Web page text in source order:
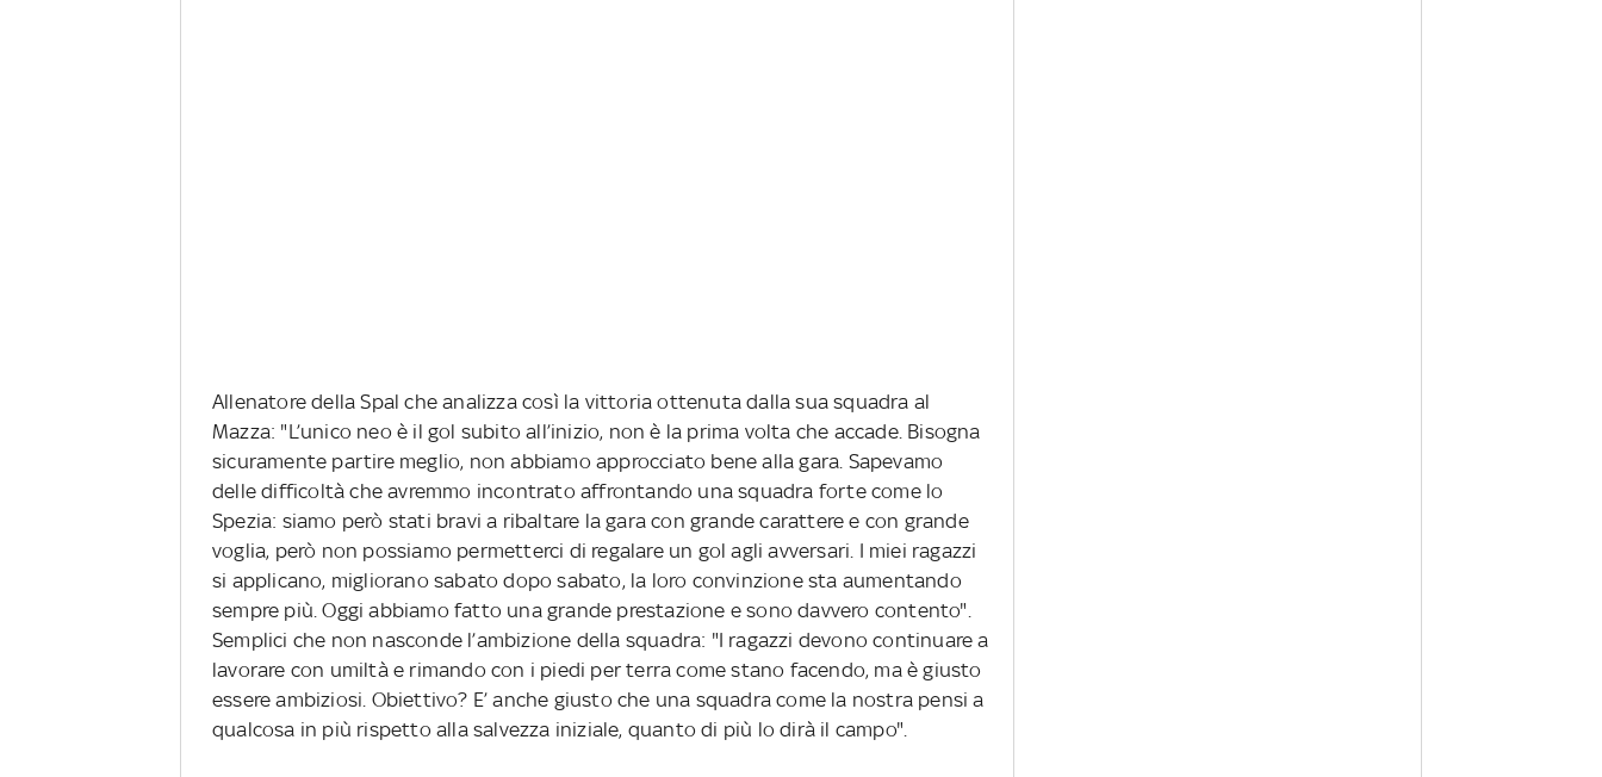
Allenatore della Spal che analizza così la vittoria ottenuta dalla sua squadra al
Mazza: "L’unico neo è il gol subito all’inizio, non è la prima volta che accade. Bisogna
sicuramente partire meglio, non abbiamo approcciato bene alla gara. Sapevamo
delle difficoltà che avremmo incontrato affrontando una squadra forte come lo
Spezia: siamo però stati bravi a ribaltare la gara con grande carattere e con grande
voglia, però non possiamo permetterci di regalare un gol agli avversari. I miei ragazzi
si applicano, migliorano sabato dopo sabato, la loro convinzione sta aumentando
sempre più. Oggi abbiamo fatto una grande prestazione e sono davvero contento".
Semplici che non nasconde l’ambizione della squadra: "I ragazzi devono continuare a
lavorare con umiltà e rimando con i piedi per terra come stano facendo, ma è giusto
essere ambiziosi. Obiettivo? E’ anche giusto che una squadra come la nostra pensi a
qualcosa in più rispetto alla salvezza iniziale, quanto di più lo dirà il campo".